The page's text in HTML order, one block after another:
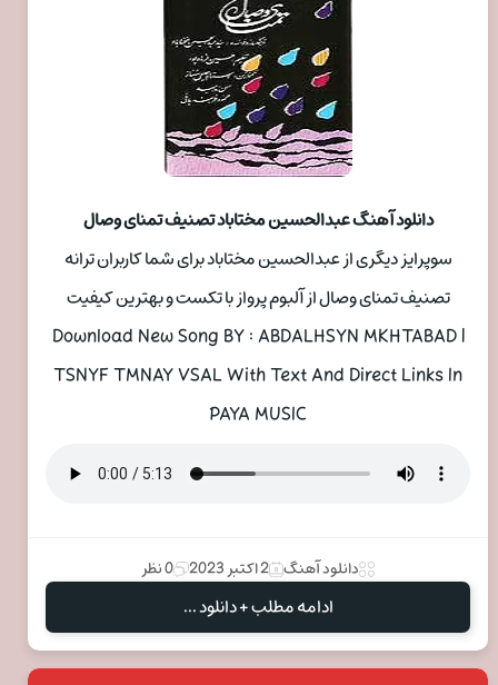
دانلود آهنگ عبدالحسین مختاباد تصنیف تمنای وصال
سوپرایز دیگری از عبدالحسین مختاباد برای شما کاربران ترانه
تصنیف تمنای وصال از آلبوم پرواز با تکست و بهترین کیفیت
Download New Song BY : ABDALHSYN MKHTABAD |
TSNYF TMNAY VSAL With Text And Direct Links In
PAYA MUSIC
دانلود آهنگ 2 اکتبر 2023 0 نظر
ادامه مطلب + دانلود ...